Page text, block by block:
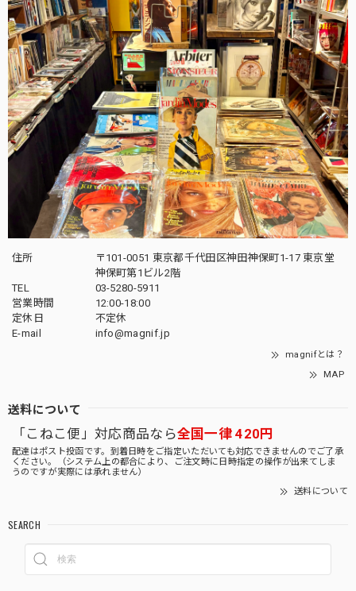
住所
〒101-0051 東京都千代田区神田神保町1-17 東京堂
神保町第1ビル2階
TEL
03-5280-5911
営業時間
12:00-18:00
定休日
不定休
E-mail
info@magnif.jp
magnifとは？
MAP
送料について
「こねこ便」対応商品なら全国一律 420円
配達はポスト投函です。到着日時をご指定いただいても対応できませんのでご了承
ください。（システム上の都合により、ご注文時に日時指定の操作が出来てしま
うのですが実際には承れません）
送料について
SEARCH